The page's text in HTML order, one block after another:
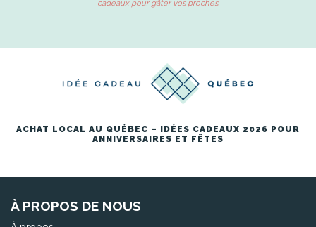
cadeaux pour gâter vos proches.
ACHAT LOCAL AU QUÉBEC – IDÉES CADEAUX 2026 POUR
ANNIVERSAIRES ET FÊTES
À PROPOS DE NOUS